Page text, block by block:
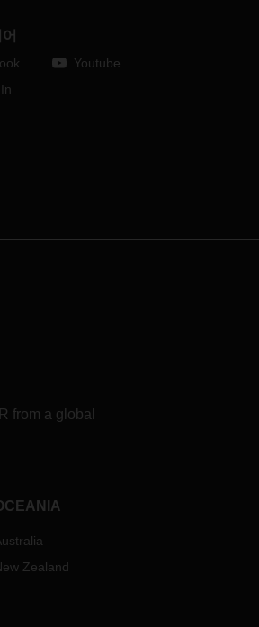
Youtube
from a global
Zealand